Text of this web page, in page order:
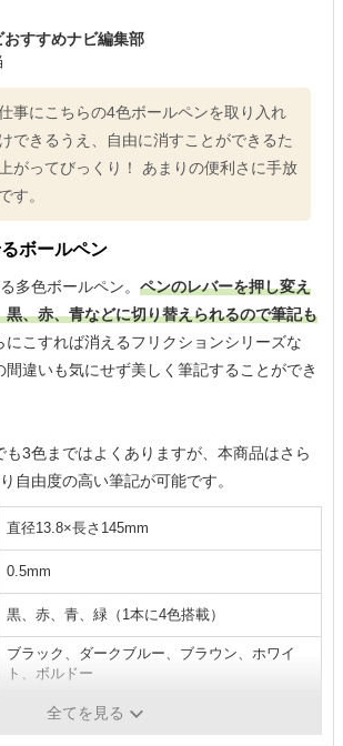
おすすめナビ編集部
事にこちらの4色ボールペンを取り入れ
できるうえ、自由に消すことができるた
がってびっくり！ あまりの便利さに手放
す。
ボールペン
多色ボールペン。 ペンのレバーを押し変え
黒、赤、青などに切り替えられるので筆記も
にこすれば消えるフリクションシリーズな
間違いも気にせず美しく筆記することができ
も3色まではよくありますが、本商品はさら
自由度の高い筆記が可能です。
直径13.8×長さ145mm
0.5mm
黒、赤、青、緑（1本に4色搭載）
ブラック、ダークブルー、ブラウン、ホワイ
ト、ボルドー
スライドレバー式
全てを見る